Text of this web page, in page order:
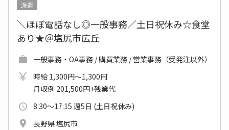
派遣
＼ほぼ電話なし◎一般事務／土日祝休み☆食堂
あり★＠塩尻市広丘
一般事務・OA事務 / 購買業務 / 営業事務（受発注以外）
時給 1,300円～1,300円
月収例 201,500円+残業代
8:30～17:15 週5日 (土日祝休み)
長野県 塩尻市